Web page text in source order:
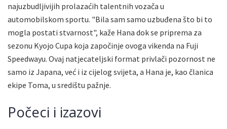
najuzbudljivijih prolazaćih talentnih vozača u
automobilskom sportu. "Bila sam samo uzbuđena što bi to
mogla postati stvarnost", kaže Hana dok se priprema za
sezonu Kyojo Cupa koja započinje ovoga vikenda na Fuji
Speedwayu. Ovaj natjecateljski format privlači pozornost ne
samo iz Japana, već i iz cijelog svijeta, a Hana je, kao članica
ekipe Toma, u središtu pažnje.
Počeci i izazovi